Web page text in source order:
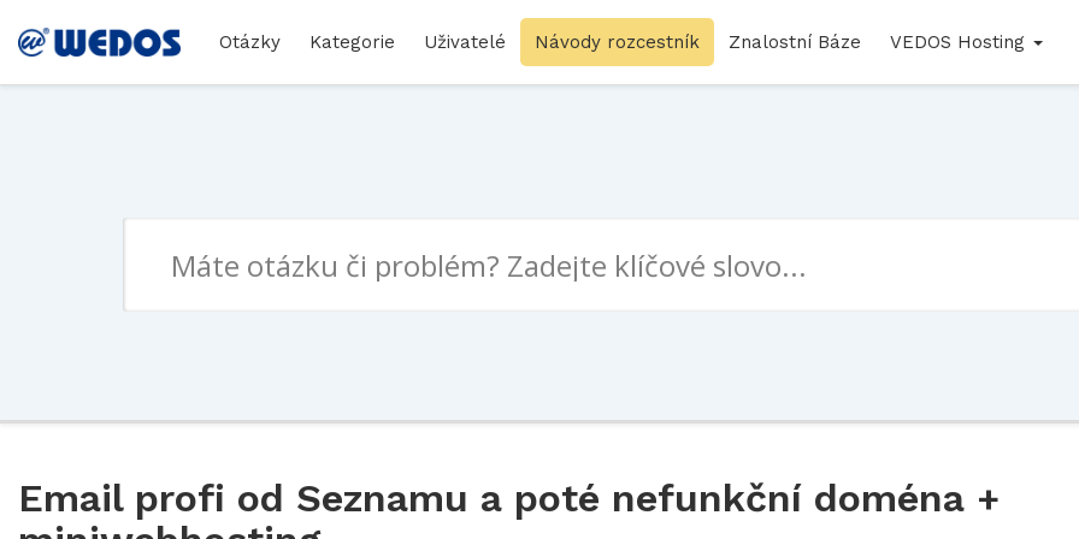
Otázky Kategorie Uživatelé Návody rozcestník Znalostní Báze VEDOS Hosting
Email profi od Seznamu a poté nefunkční doména +